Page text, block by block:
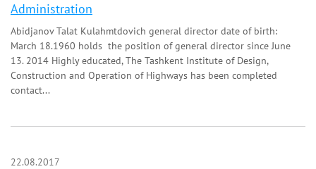
Administration
Abidjanov Talat Kulahmtdovich general director date of birth:
March 18.1960 holds the position of general director since June
13. 2014 Highly educated, The Tashkent Institute of Design,
Construction and Operation of Highways has been completed
contact...
22.08.2017